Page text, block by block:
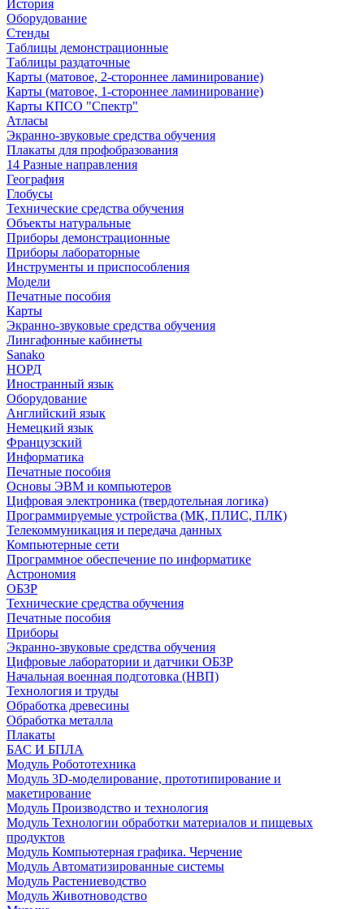
История
Оборудование
Стенды
Таблицы демонстрационные
Таблицы раздаточные
Карты (матовое, 2-стороннее ламинирование)
Карты (матовое, 1-стороннее ламинирование)
Карты КПСО "Спектр"
Атласы
Экранно-звуковые средства обучения
Плакаты для профобразования
14 Разные направления
География
Глобусы
Технические средства обучения
Объекты натуральные
Приборы демонстрационные
Приборы лабораторные
Инструменты и приспособления
Модели
Печатные пособия
Карты
Экранно-звуковые средства обучения
Лингафонные кабинеты
Sanako
НОРД
Иностранный язык
Оборудование
Английский язык
Немецкий язык
Французский
Информатика
Печатные пособия
Основы ЭВМ и компьютеров
Цифровая электроника (твердотельная логика)
Программируемые устройства (МК, ПЛИС, ПЛК)
Телекоммуникация и передача данных
Компьютерные сети
Программное обеспечение по информатике
Астрономия
ОБЗР
Технические средства обучения
Печатные пособия
Приборы
Экранно-звуковые средства обучения
Цифровые лаборатории и датчики ОБЗР
Начальная военная подготовка (НВП)
Технология и труды
Обработка древесины
Обработка металла
Плакаты
БАС И БПЛА
Модуль Робототехника
Модуль 3D-моделирование, прототипирование и
макетирование
Модуль Производство и технология
Модуль Технологии обработки материалов и пищевых
продуктов
Модуль Компьютерная графика. Черчение
Модуль Автоматизированные системы
Модуль Растениеводство
Модуль Животноводство